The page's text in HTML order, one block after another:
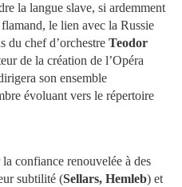
la langue slave, si ardemment
le lien avec la Russie
du chef d’orchestre Teodor
de la création de l’Opéra
son ensemble
évoluant vers le répertoire
confiance renouvelée à des
subtilité (Sellars, Hemleb) et